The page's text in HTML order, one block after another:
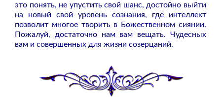
это понять, не упустить свой шанс, достойно выйти
на новый свой уровень сознания, где интеллект
позволит многое творить в Божественном сиянии.
Пожалуй, достаточно нам вам вещать. Чудесных
вам и совершенных для жизни созерцаний.